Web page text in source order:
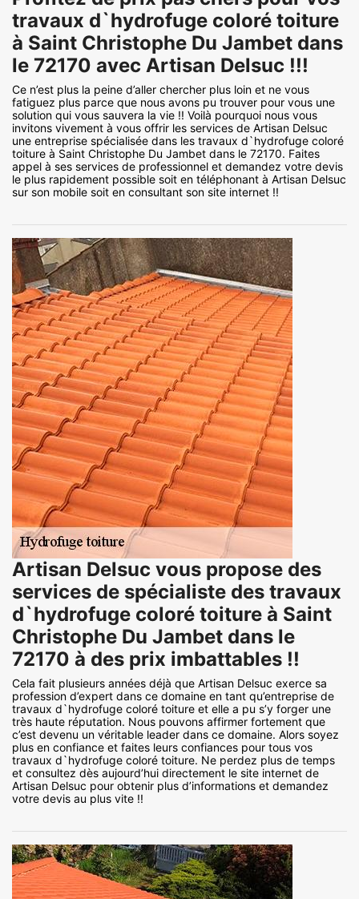
travaux d`hydrofuge coloré toiture
à Saint Christophe Du Jambet dans
le 72170 avec Artisan Delsuc !!!
Ce n’est plus la peine d’aller chercher plus loin et ne vous
fatiguez plus parce que nous avons pu trouver pour vous une
solution qui vous sauvera la vie !! Voilà pourquoi nous vous
invitons vivement à vous offrir les services de Artisan Delsuc
une entreprise spécialisée dans les travaux d`hydrofuge coloré
toiture à Saint Christophe Du Jambet dans le 72170. Faites
appel à ses services de professionnel et demandez votre devis
le plus rapidement possible soit en téléphonant à Artisan Delsuc
sur son mobile soit en consultant son site internet !!
Artisan Delsuc vous propose des
services de spécialiste des travaux
d`hydrofuge coloré toiture à Saint
Christophe Du Jambet dans le
72170 à des prix imbattables !!
Cela fait plusieurs années déjà que Artisan Delsuc exerce sa
profession d’expert dans ce domaine en tant qu’entreprise de
travaux d`hydrofuge coloré toiture et elle a pu s’y forger une
très haute réputation. Nous pouvons affirmer fortement que
c’est devenu un véritable leader dans ce domaine. Alors soyez
plus en confiance et faites leurs confiances pour tous vos
travaux d`hydrofuge coloré toiture. Ne perdez plus de temps
et consultez dès aujourd’hui directement le site internet de
Artisan Delsuc pour obtenir plus d’informations et demandez
votre devis au plus vite !!